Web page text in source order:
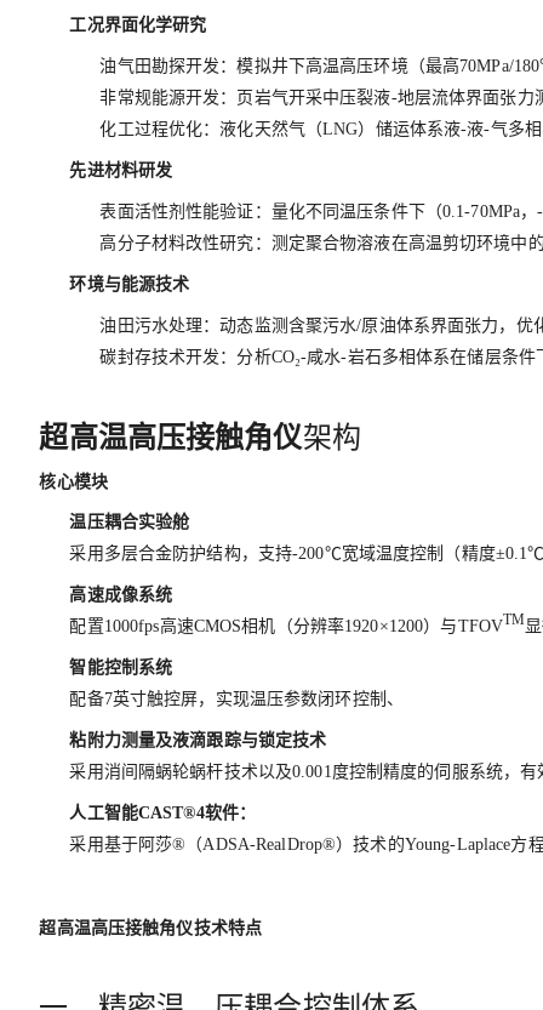
工况界面化学研究
油气田勘探开发：模拟井下高温高压环境（最高70MPa/
非常规能源开发：页岩气开采中压裂液-地层流体界面张
化工过程优化：液化天然气（LNG）储运体系液-液-气多
先进材料研发
表面活性剂性能验证：量化不同温压条件下（0.1-70MPa
高分子材料改性研究：测定聚合物溶液在高温剪切环境中
环境与能源技术
油田污水处理：动态监测含聚污水/原油体系界面张力，优
碳封存技术开发：分析CO₂-咸水-岩石多相体系在储层条
超高温高压接触角仪架构
核心模块
温压耦合实验舱
采用多层合金防护结构，支持-200℃宽域温度控制（精度
高速成像系统
配置1000fps高速CMOS相机（分辨率1920×1200）与TFOVTM
智能控制系统
配备7英寸触控屏，实现温压参数闭环控制、
粘附力测量及液滴跟踪与锁定技术
采用消间隔蜗轮蜗杆技术以及0.001度控制精度的伺服系统，
人工智能CAST®4软件：
采用基于阿莎®（ADSA-RealDrop®）技术的Young-Laplace方
超高温高压接触角仪技术特点